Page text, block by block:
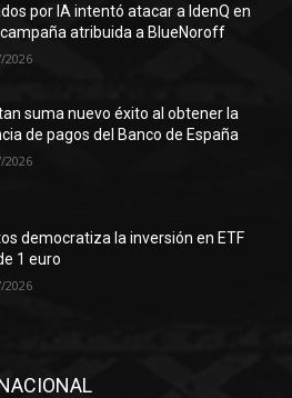
por IA intentó atacar a IdenQ en
atribuida a BlueNoroff
2026
suma nuevo éxito al obtener la
de pagos del Banco de España
2026
democratiza la inversión en ETF
1 euro
2026